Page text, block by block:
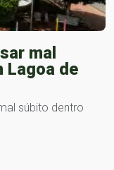
mal
Lagoa de
súbito dentro